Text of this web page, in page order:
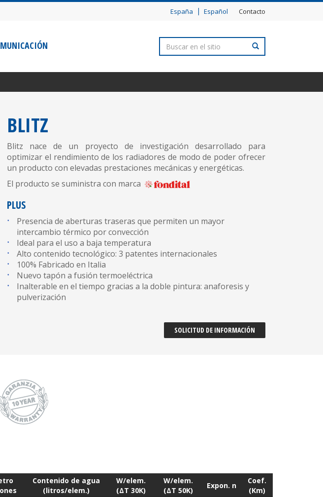
España | Español Contacto
BLITZ
Blitz nace de un proyecto de investigación desarrollado para
optimizar el rendimiento de los radiadores de modo de poder ofrecer
un producto con elevadas prestaciones mecánicas y energéticas.
El producto se suministra con marca
PLUS
Presencia de aberturas traseras que permiten un mayor
intercambio térmico por convección
Ideal para el uso a baja temperatura
Alto contenido tecnológico: 3 patentes internacionales
100% Fabricado en Italia
Nuevo tapón a fusión termoeléctrica
Inalterable en el tiempo gracias a la doble pintura: anaforesis y
pulverización
SOLICITUD DE INFORMACIÓN
Contenido de agua
(litros/elem.)
W/elem.
(ΔT 30K)
W/elem.
(ΔT 50K)
Expon. n
Coef.
(Km)